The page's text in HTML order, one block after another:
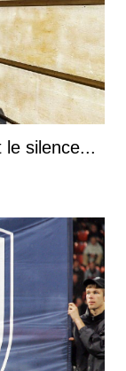
le silence...